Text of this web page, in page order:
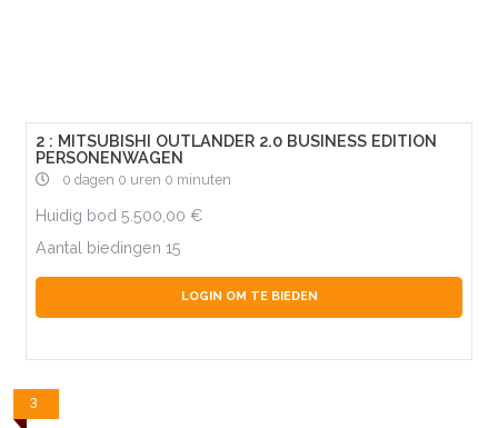
2 : MITSUBISHI OUTLANDER 2.0 BUSINESS EDITION
PERSONENWAGEN
0 dagen 0 uren 0 minuten
Huidig bod 5.500,00
Aantal biedingen 15
LOGIN OM TE BIEDEN
3